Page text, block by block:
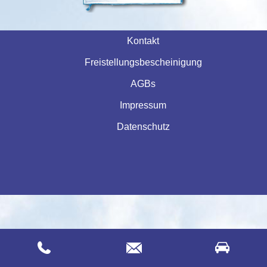
Kontakt
Freistellungsbescheinigung
AGBs
Impressum
Datenschutz
Navigation überspringen